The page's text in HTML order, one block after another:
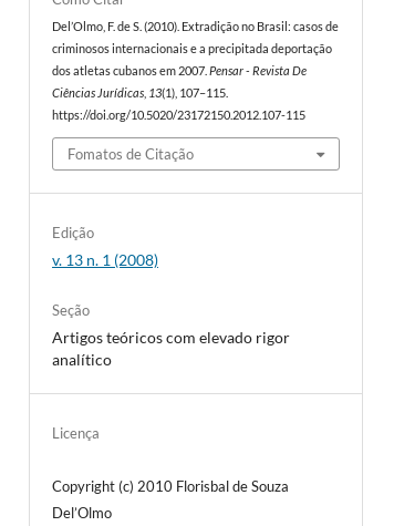
Del’Olmo, F. de S. (2010). Extradição no Brasil: casos de
criminosos internacionais e a precipitada deportação
dos atletas cubanos em 2007.Pensar - Revista De
Ciências Jurídicas 13(1), 107–115.
https://doi.org/10.5020/23172150.2012.107-115
Fomatos de Citação
Edição
v. 13 n. 1 (2008)
Seção
Artigos teóricos com elevado rigor
analítico
Licença
Copyright (c) 2010 Florisbal de Souza
Del’Olmo